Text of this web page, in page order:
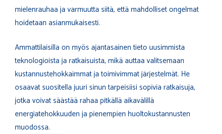
mielenrauhaa ja varmuutta siitä, että mahdolliset ongelmat
hoidetaan asianmukaisesti.
Ammattilaisilla on myös ajantasainen tieto uusimmista
teknologioista ja ratkaisuista, mikä auttaa valitsemaan
kustannustehokkaimmat ja toimivimmat järjestelmät. He
osaavat suositella juuri sinun tarpeisiisi sopivia ratkaisuja,
jotka voivat säästää rahaa pitkällä aikavälillä
energiatehokkuuden ja pienempien huoltokustannusten
muodossa.